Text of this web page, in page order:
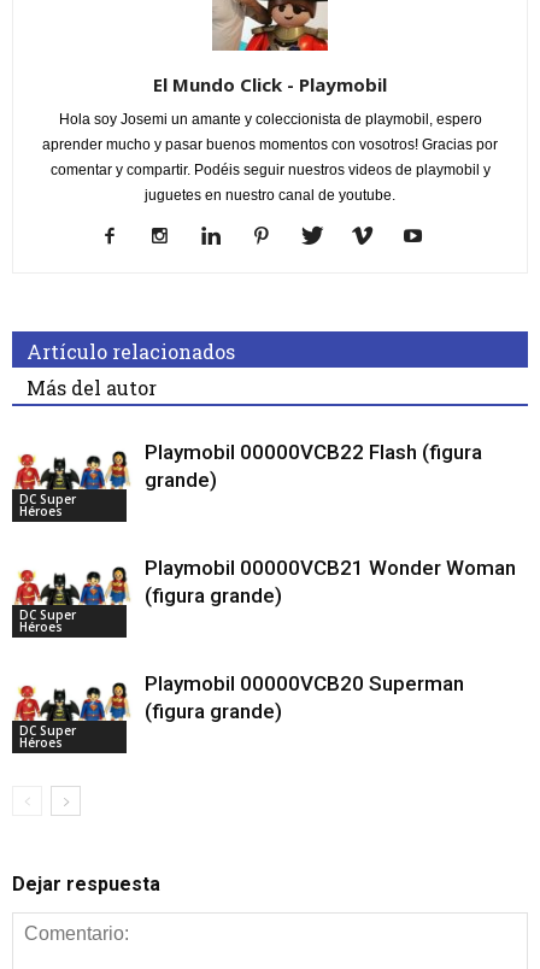
El Mundo Click - Playmobil
Hola soy Josemi un amante y coleccionista de playmobil, espero
aprender mucho y pasar buenos momentos con vosotros! Gracias por
comentar y compartir. Podéis seguir nuestros videos de playmobil y
juguetes en nuestro canal de youtube.
Artículo relacionados
Más del autor
DC Super
Héroes
Playmobil 00000VCB22 Flash (figura
grande)
DC Super
Héroes
Playmobil 00000VCB21 Wonder Woman
(figura grande)
DC Super
Héroes
Playmobil 00000VCB20 Superman
(figura grande)
Dejar respuesta